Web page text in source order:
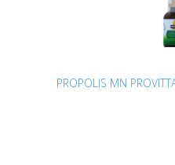
PROPOLIS MN